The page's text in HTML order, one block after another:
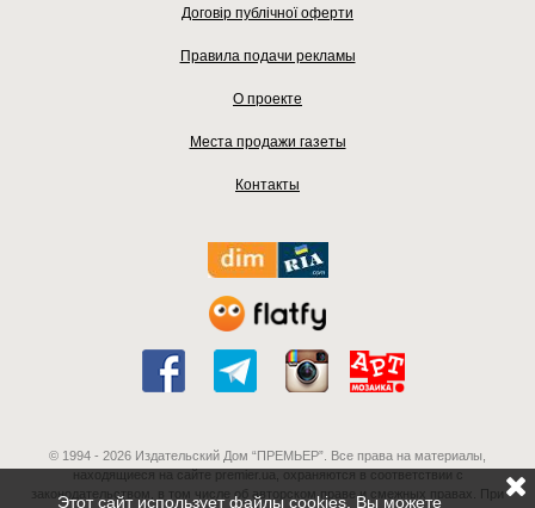
Договір публічної оферти
Правила подачи рекламы
О проекте
Места продажи газеты
Контакты
© 1994 - 2026 Издательский Дом “ПРЕМЬЕР”. Все права на материалы,
находящиеся на сайте premier.ua, охраняются в соответствии с
законодательством, в том числе об авторском праве и смежных правах. При
Этот сайт использует файлы cookies. Вы можете